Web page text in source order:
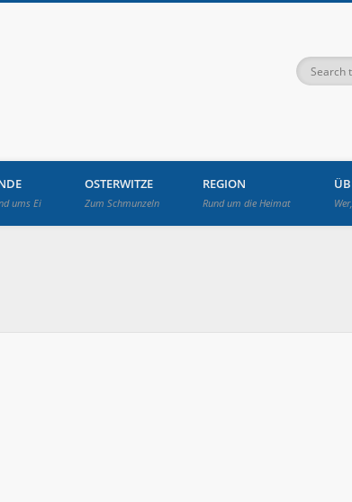
in
ums Ei
OSTERWITZE
Zum Schmunzeln
REGION
Rund um die Heimat